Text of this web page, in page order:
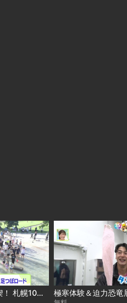
絶品BBQで夏を満喫！ 札幌10区キャラバン in 白石区 2026-08-06